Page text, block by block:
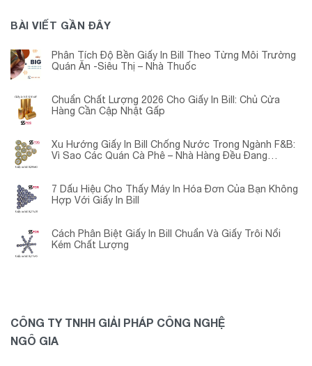
BÀI VIẾT GẦN ĐÂY
Phân Tích Độ Bền Giấy In Bill Theo Từng Môi Trường
Quán Ăn -Siêu Thị – Nhà Thuốc
Chuẩn Chất Lượng 2026 Cho Giấy In Bill: Chủ Cửa
Hàng Cần Cập Nhật Gấp
Xu Hướng Giấy In Bill Chống Nước Trong Ngành F&B:
Vì Sao Các Quán Cà Phê – Nhà Hàng Đều Đang
7 Dấu Hiệu Cho Thấy Máy In Hóa Đơn Của Bạn Không
Hợp Với Giấy In Bill
Cách Phân Biệt Giấy In Bill Chuẩn Và Giấy Trôi Nổi
Kém Chất Lượng
CÔNG TY TNHH GIẢI PHÁP CÔNG NGHỆ
NGÔ GIA